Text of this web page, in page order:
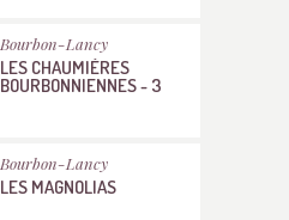
Bourbon-Lancy
LES CHAUMIÈRES
BOURBONNIENNES - 3
Bourbon-Lancy
LES MAGNOLIAS